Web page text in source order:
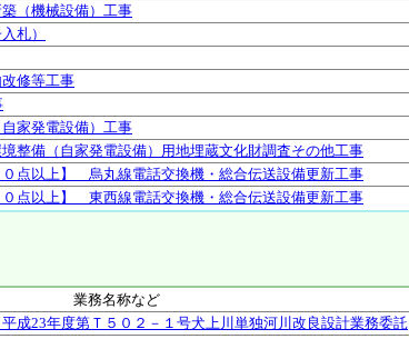
（機械設備）工事
札）
修等工事
家発電設備）工事
整備（自家発電設備）用地埋蔵文化財調査その他工事
０点以上】 烏丸線電話交換機・総合伝送設備更新工事
０点以上】 東西線電話交換機・総合伝送設備更新工事
業務名称など
成23年度第Ｔ５０２－１号犬上川単独河川改良設計業務委託